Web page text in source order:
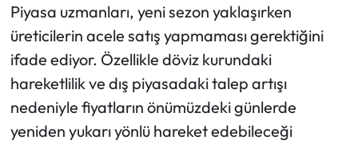
Piyasa uzmanları, yeni sezon yaklaşırken
üreticilerin acele satış yapmaması gerektiğini
ifade ediyor. Özellikle döviz kurundaki
hareketlilik ve dış piyasadaki talep artışı
nedeniyle fiyatların önümüzdeki günlerde
yeniden yukarı yönlü hareket edebileceği